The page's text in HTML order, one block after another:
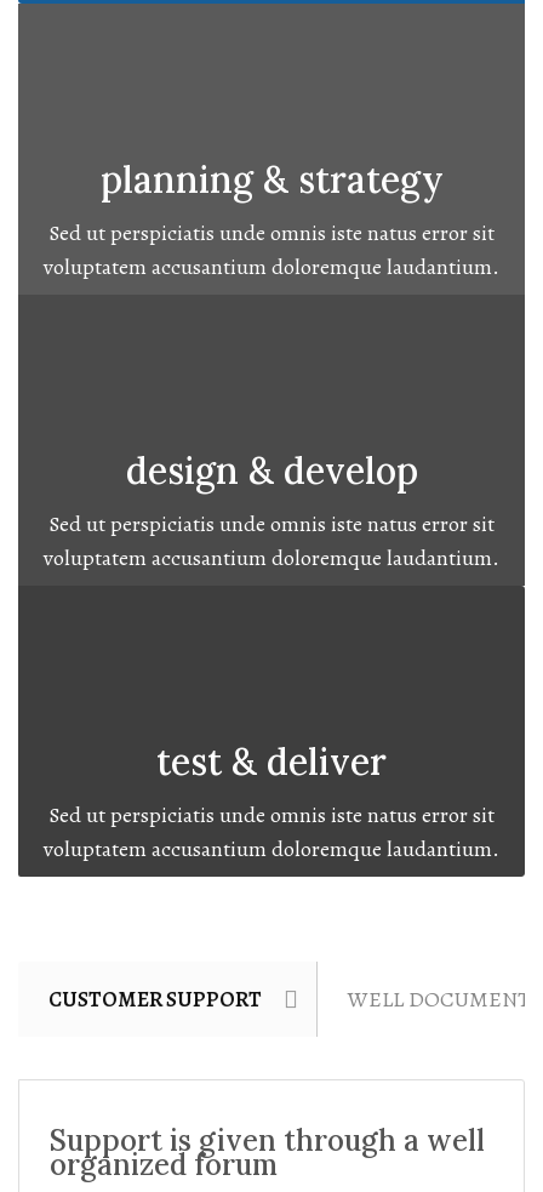
planning & strategy
Sed ut perspiciatis unde omnis iste natus error sit
voluptatem accusantium doloremque laudantium.
design & develop
Sed ut perspiciatis unde omnis iste natus error sit
voluptatem accusantium doloremque laudantium.
test & deliver
Sed ut perspiciatis unde omnis iste natus error sit
voluptatem accusantium doloremque laudantium.
CUSTOMER SUPPORT WELL
Support is given through a well
organized forum